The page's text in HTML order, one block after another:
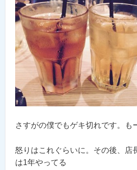
さすがの僕でもゲキ切れです。も
怒りはこれぐらいに。その後、店
は1年やってる